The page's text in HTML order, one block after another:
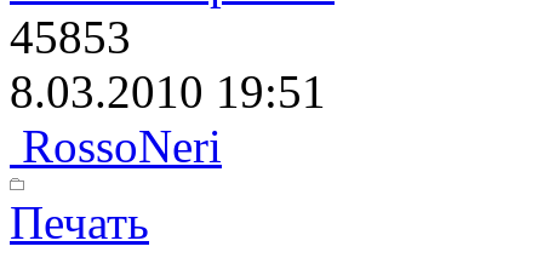
45853
8.03.2010 19:51
RossoNeri
Печать